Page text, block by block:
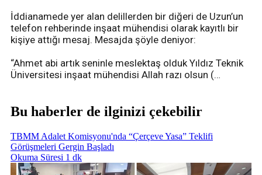
İddianamede yer alan delillerden bir diğeri de Uzun’un
telefon rehberinde inşaat mühendisi olarak kayıtlı bir
kişiye attığı mesaj. Mesajda şöyle deniyor:
“Ahmet abi artık seninle meslektaş olduk Yıldız Teknik
Üniversitesi inşaat mühendisi Allah razı olsun (…
Bu haberler de ilginizi çekebilir
TBMM Adalet Komisyonu'nda “Çerçeve Yasa” Teklifi
Görüşmeleri Gergin Başladı
Okuma Süresi 1 dk